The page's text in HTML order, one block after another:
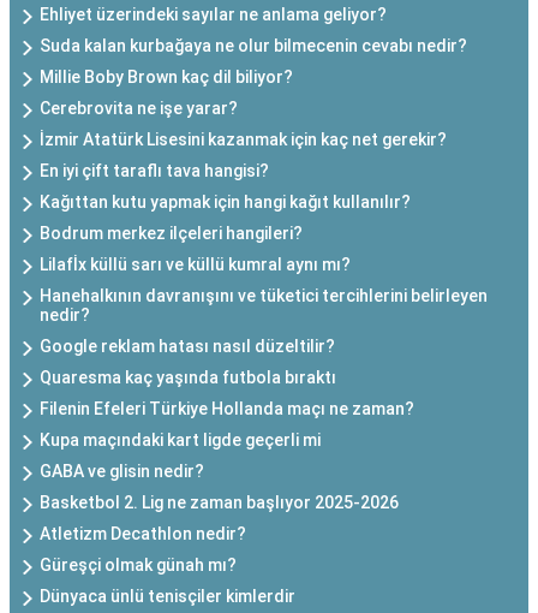
Ehliyet üzerindeki sayılar ne anlama geliyor?
Suda kalan kurbağaya ne olur bilmecenin cevabı nedir?
Millie Boby Brown kaç dil biliyor?
Cerebrovita ne işe yarar?
İzmir Atatürk Lisesini kazanmak için kaç net gerekir?
En iyi çift taraflı tava hangisi?
Kağıttan kutu yapmak için hangi kağıt kullanılır?
Bodrum merkez ilçeleri hangileri?
Lilafİx küllü sarı ve küllü kumral aynı mı?
Hanehalkının davranışını ve tüketici tercihlerini belirleyen
nedir?
Google reklam hatası nasıl düzeltilir?
Quaresma kaç yaşında futbola bıraktı
Filenin Efeleri Türkiye Hollanda maçı ne zaman?
Kupa maçındaki kart ligde geçerli mi
GABA ve glisin nedir?
Basketbol 2. Lig ne zaman başlıyor 2025-2026
Atletizm Decathlon nedir?
Güreşçi olmak günah mı?
Dünyaca ünlü tenisçiler kimlerdir